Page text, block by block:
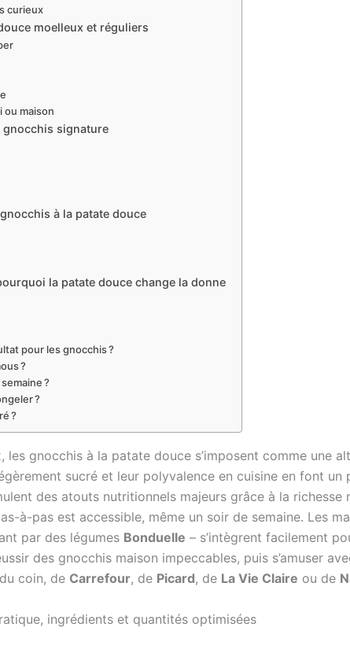
curieux
moelleux et réguliers
ou maison
gnocchis signature
à la patate douce
la patate douce change la donne
pour les gnocchis ?
?
?
?
?
gnocchis à la patate douce s’imposent comme une
sucré et leur polyvalence en cuisine en font
des atouts nutritionnels majeurs grâce à la
à-pas est accessible, même un soir de semaine. Les
par des légumes Bonduelle – s’intègrent facilement
des gnocchis maison impeccables, puis s’amuser
coin, de Carrefour, de Picard, de La Vie Claire ou de
ingrédients et quantités optimisées